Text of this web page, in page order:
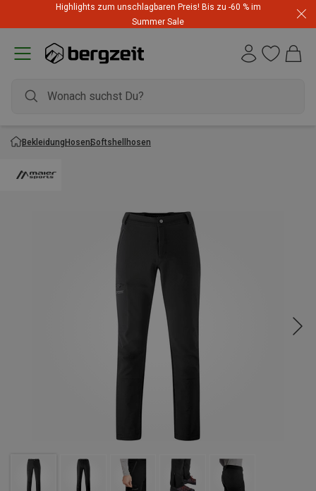
Highlights zum unschlagbaren Preis! Bis zu -60 % im
Summer Sale
BekleidungHosenSoftshellhosen